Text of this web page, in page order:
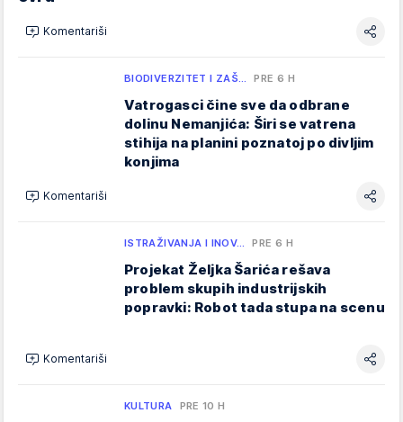
Komentariši
BIODIVERZITET I ZAŠ… PRE 6 H
Vatrogasci čine sve da odbrane
dolinu Nemanjića: Širi se vatrena
stihija na planini poznatoj po divljim
konjima
Komentariši
ISTRAŽIVANJA I INOV… PRE 6 H
Projekat Željka Šarića rešava
problem skupih industrijskih
popravki: Robot tada stupa na scenu
Komentariši
KULTURA PRE 10 H